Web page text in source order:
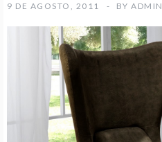
9 DE AGOSTO, 2011 BY ADMIN